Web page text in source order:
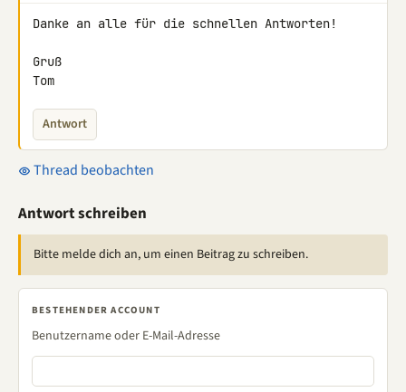
Danke an alle für die schnellen Antworten!
Gruß
Tom
Antwort
Thread beobachten
Antwort schreiben
Bitte melde dich an, um einen Beitrag zu schreiben.
BESTEHENDER ACCOUNT
Benutzername oder E-Mail-Adresse